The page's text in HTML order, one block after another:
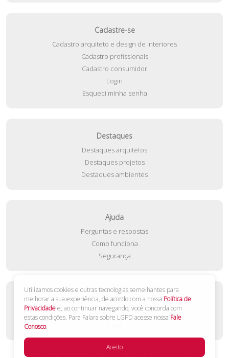
Cadastre-se
Cadastro arquiteto e design de interiores
Cadastro profissionais
Cadastro consumidor
Login
Esqueci minha senha
Destaques
Destaques arquitetos
Destaques projetos
Destaques ambientes
Ajuda
Perguntas e respostas
Como funciona
Segurança
Contato
Fale conosco
Utilizamos cookies e outras tecnologias semelhantes para
melhorar a sua experiência, de acordo com a nossa Política de
Privacidadee, ao continuar navegando, você concorda com
estas condições. Para Falara sobre LGPD acesse nossa Fale
Conosco.
Aceito